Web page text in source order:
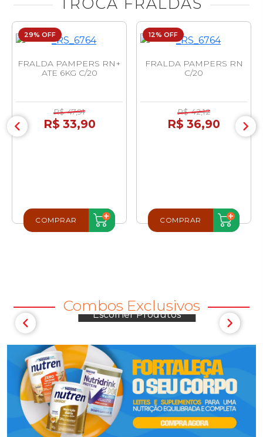
29% OFF
FRALDA PAMPERS RN+
ATE 6KG C/20
R$ 47,91
R$ 33,90
COMPRAR
12% OFF
FRALDA PAMPERS RN
C/20
R$ 42,12
R$ 36,90
COMPRAR
Combos Exclusivos
Escolher Produtos